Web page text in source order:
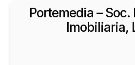
Portemedia –
Imobiliaria,